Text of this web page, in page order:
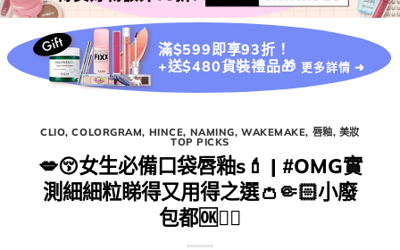
滿$599即享93折！
+送$480貨裝禮品🎁 更多詳情 ➜
CLIO,COLORGRAM, HINCE, NAMING, WAKEMAKE, 唇釉, 美妝
TOP PICKS
💋​😚​女生必備口袋唇釉s💄 | #OMG實
測細細粒睇得又用得之選​​👛​🤏🏻小廢
包都🆗​👌🏻​​